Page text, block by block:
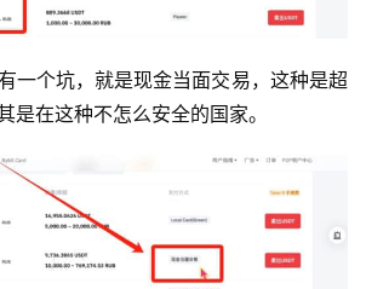
一个坑，就是现金当面交易，这种是超
是在这种不怎么安全的国家。